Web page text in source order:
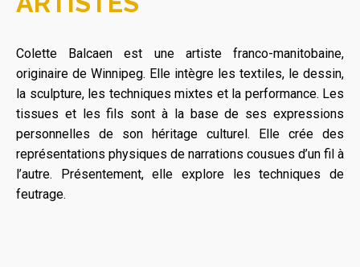
Colette Balcaen est une artiste franco-manitobaine,
originaire de Winnipeg. Elle intègre les textiles, le dessin,
la sculpture, les techniques mixtes et la performance. Les
tissues et les fils sont à la base de ses expressions
personnelles de son héritage culturel. Elle crée des
représentations physiques de narrations cousues d’un fil à
l’autre. Présentement, elle explore les techniques de
feutrage.